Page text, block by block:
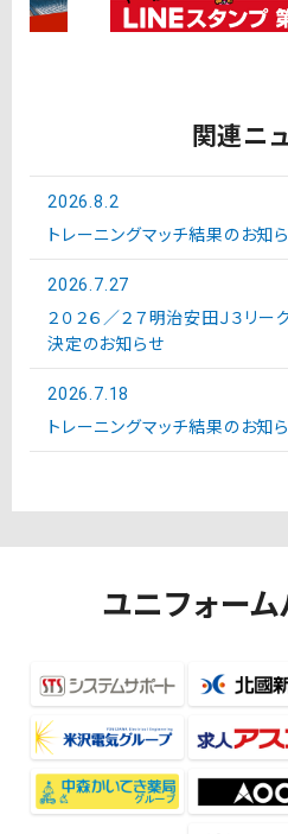
関連ニ
2026.8.2
トレーニングマッチ結果のお知
2026.7.27
２０２６／２７明治安田Ｊ３リー
決定のお知らせ
2026.7.18
トレーニングマッチ結果のお知
ユニフォー